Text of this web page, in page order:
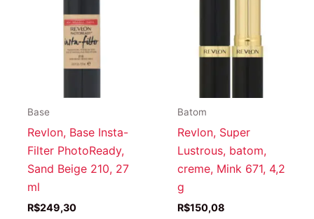
Base
Revlon, Base Insta-
Filter PhotoReady,
Sand Beige 210, 27
ml
R$249,30
Batom
Revlon, Super
Lustrous, batom,
creme, Mink 671, 4,2
g
R$150,08